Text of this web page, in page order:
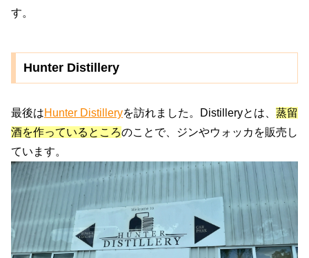
す。
Hunter Distillery
最後はHunter Distilleryを訪れました。Distilleryとは、 蒸留
酒を作っているところのことで、ジンやウォッカを販売し
ています。